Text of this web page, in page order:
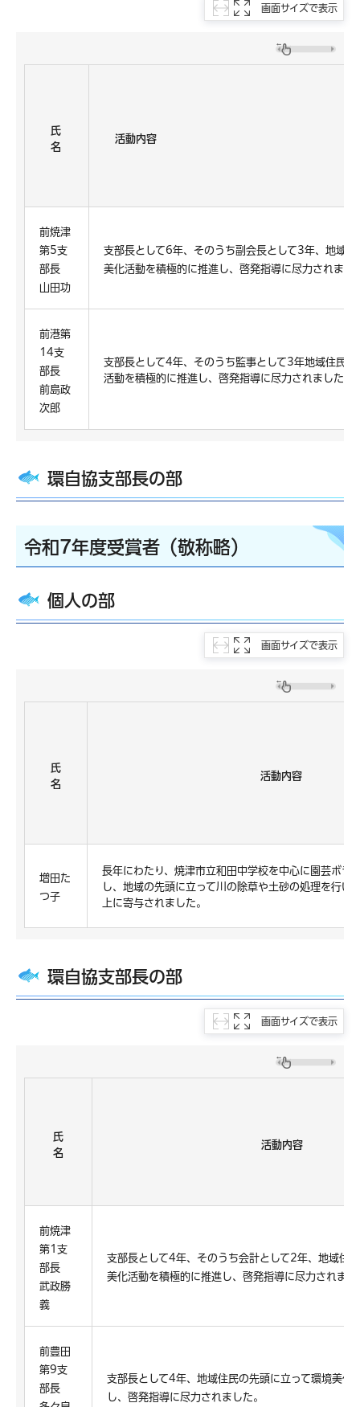
画面サイズで表示
氏
名
活動内容
前焼津
第5支
部長
山田功
支部長として6年、そのうち副会長として3年、地域住
美化活動を積極的に推進し、啓発指導に尽力されまし
前港第
14支
部長
前島政
次郎
支部長として4年、そのうち監事として3年地域住民の
活動を積極的に推進し、啓発指導に尽力されました。
環自協支部長の部
令和7年度受賞者（敬称略）
個人の部
画面サイズで表示
氏
名
活動内容
増田た
つ子
長年にわたり、焼津市立和田中学校を中心に園芸ボラ
し、地域の先頭に立って川の除草や土砂の処理を行い
上に寄与されました。
環自協支部長の部
画面サイズで表示
氏
名
活動内容
前焼津
第1支
部長
武政勝
義
支部長として4年、そのうち会計として2年、地域住
美化活動を積極的に推進し、啓発指導に尽力されまし
前豊田
第9支
部長
支部長として4年、地域住民の先頭に立って環境美化
し、啓発指導に尽力されました。